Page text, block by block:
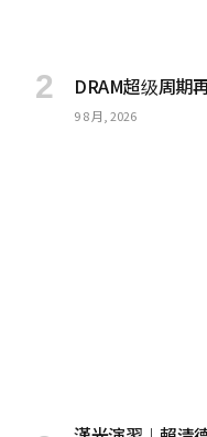
DRAM超级周期
9 8 月, 2026